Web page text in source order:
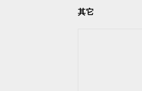
其它